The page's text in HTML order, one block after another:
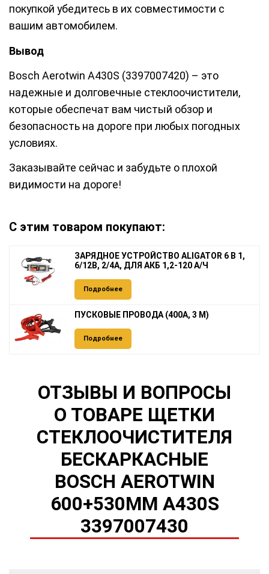
покупкой убедитесь в их совместимости с
вашим автомобилем.
Вывод
Bosch Aerotwin A430S (3397007420) – это
надежные и долговечные стеклоочистители,
которые обеспечат вам чистый обзор и
безопасность на дороге при любых погодных
условиях.
Заказывайте сейчас и забудьте о плохой
видимости на дороге!
С этим товаром покупают:
ЗАРЯДНОЕ УСТРОЙСТВО ALIGATOR 6 В 1,
6/12В, 2/4А, ДЛЯ АКБ 1,2-120 А/Ч
Подробнее
ПУСКОВЫЕ ПРОВОДА (400А, 3 М)
Подробнее
ОТЗЫВЫ И ВОПРОСЫ
О ТОВАРЕ ЩЕТКИ
СТЕКЛООЧИСТИТЕЛЯ
БЕСКАРКАСНЫЕ
BOSCH AEROTWIN
600+530MM A430S
3397007430